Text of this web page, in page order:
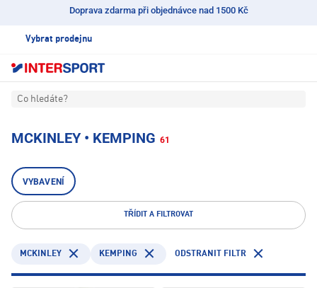
Doprava zdarma při objednávce nad 1500 Kč
Vybrat prodejnu
Co hledáte?
MCKINLEY • KEMPING 61
VYBAVENÍ
TŘÍDIT A FILTROVAT
MCKINLEY KEMPING ODSTRANIT FILTR